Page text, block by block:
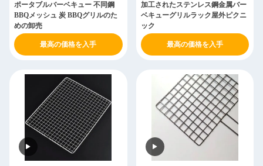
ポータブルバーベキュー 不同鋼
BBQメッシュ 炭 BBQグリルのた
めの卸売
最高の価格を入手
加工されたステンレス鋼金属バー
ベキューグリルラック屋外ピクニ
ック
最高の価格を入手